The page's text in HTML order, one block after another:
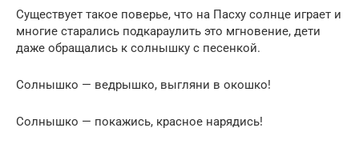
Существует такое поверье, что на Пасху солнце играет и
многие старались подкараулить это мгновение, дети
даже обращались к солнышку с песенкой.
Солнышко — ведрышко, выгляни в окошко!
Солнышко — покажись, красное нарядись!